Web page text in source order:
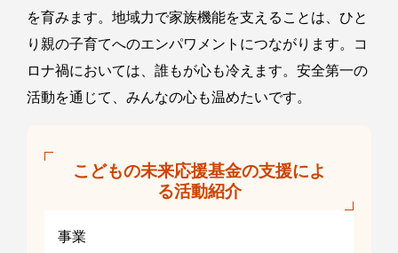
を育みます。地域力で家族機能を支えることは、ひと
り親の子育てへのエンパワメントにつながります。コ
ロナ禍においては、誰もが心も冷えます。安全第一の
活動を通じて、みんなの心も温めたいです。
こどもの未来応援基金の支援によ
る活動紹介
事業